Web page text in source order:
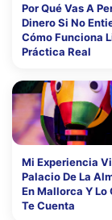
Por Qué Vas A
Dinero Si No
Cómo Funciona
Práctica Real
Mi Experiencia
Palacio De La
En Mallorca Y Lo
Te Cuenta